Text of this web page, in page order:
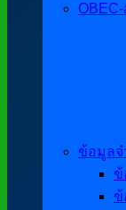
ข้อมูลจ
ข้
ข้